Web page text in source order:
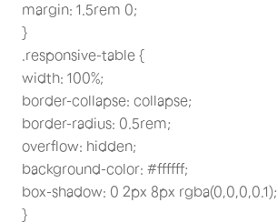
margin: 1.5rem 0;
}
.responsive-table {
width: 100%;
border-collapse: collapse;
border-radius: 0.5rem;
overflow: hidden;
background-color: #ffffff;
box-shadow: 0 2px 8px rgba(0,0,0,0.1);
}